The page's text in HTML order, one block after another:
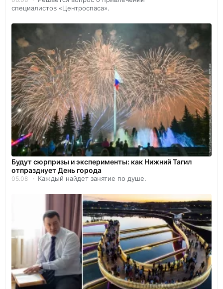
специалистов «Центроспаса».
Будут сюрпризы и эксперименты: как Нижний Тагил
отпразднует День города
05.08 Каждый найдет занятие по душе.